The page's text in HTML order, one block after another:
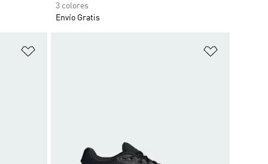
3 colores
Envío Gratis